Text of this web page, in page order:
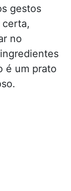
gestos
no
é um prato